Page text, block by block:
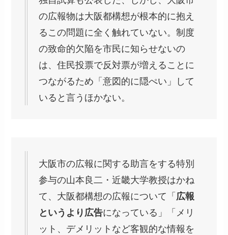
の広報物は大阪都構想が根本的に抱え
るこの問題に全く触れていない。制度
の致命的欠陥を市民に知らせないの
は、住民投票で反対票が増えることに
つながるため「意図的に隠ぺい」して
いると言うほかない。
大阪市の広報に関する助言をする特別
参与の山本良二・近畿大学教授はかね
て、大阪都構想の広報について「 広報
というより広告になっている」「メリ
ット、デメリットなど客観的な情報を